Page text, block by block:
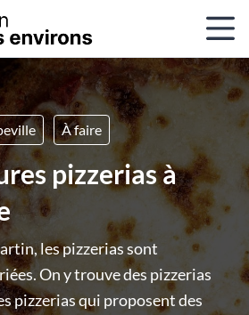
À faire
pizzerias à
les pizzerias sont
On y trouve des pizzerias
pizzerias qui proposent des